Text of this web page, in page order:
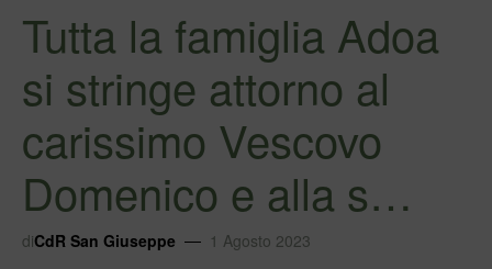
Tutta la famiglia Adoa
si stringe attorno al
carissimo Vescovo
Domenico e alla s…
diCdR San Giuseppe 1 Agosto 2023